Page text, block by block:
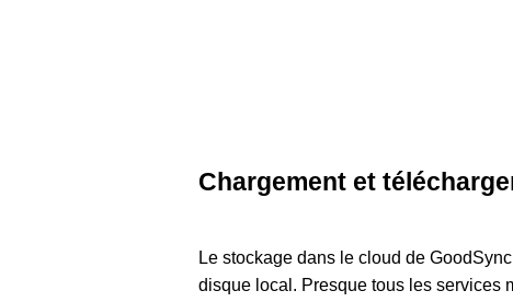
Chargement et
Le stockage dans le cloud de
disque local. Presque tous les services